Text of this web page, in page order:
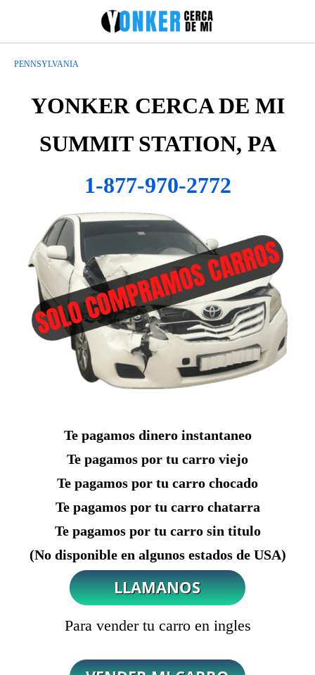
PENNSYLVANIA
YONKER CERCA DE MI
SUMMIT STATION, PA
1-877-970-2772
Te pagamos dinero instantaneo
Te pagamos por tu carro viejo
Te pagamos por tu carro chocado
Te pagamos por tu carro chatarra
Te pagamos por tu carro sin titulo
(No disponible en algunos estados de USA)
Para vender tu carro en ingles